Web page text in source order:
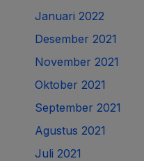
Januari 2022
Desember 2021
November 2021
Oktober 2021
September 2021
Agustus 2021
Juli 2021